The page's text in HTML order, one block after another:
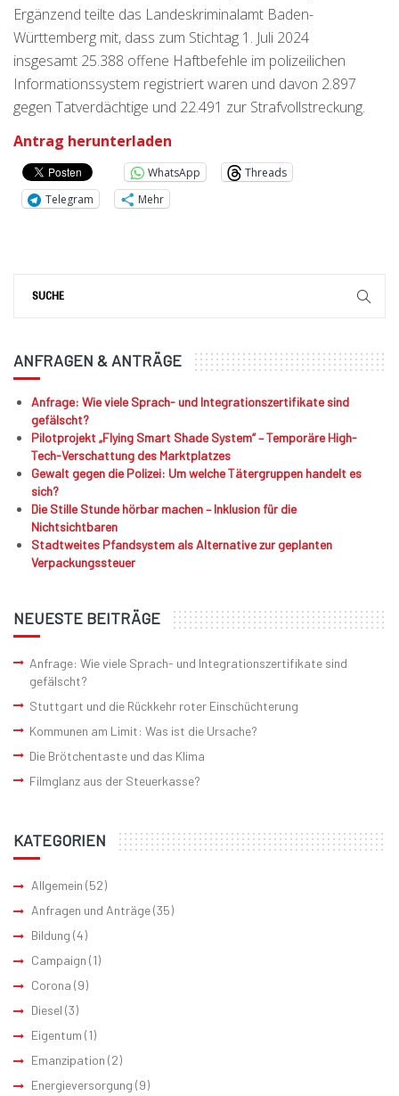
ANFRAGEN & ANTRÄGE
Anfrage: Wie viele Sprach- und Integrationszertifikate sind
gefälscht?
Pilotprojekt „Flying Smart Shade System“ – Temporäre High-
Tech-Verschattung des Marktplatzes
Gewalt gegen die Polizei: Um welche Tätergruppen handelt es
sich?
Die Stille Stunde hörbar machen – Inklusion für die
Nichtsichtbaren
Stadtweites Pfandsystem als Alternative zur geplanten
Verpackungssteuer
NEUESTE BEITRÄGE
Anfrage: Wie viele Sprach- und Integrationszertifikate sind
gefälscht?
Stuttgart und die Rückkehr roter Einschüchterung
Kommunen am Limit: Was ist die Ursache?
Die Brötchentaste und das Klima
Filmglanz aus der Steuerkasse?
KATEGORIEN
Allgemein (52)
Anfragen und Anträge(35)
Bildung (4)
Campaign (1)
Corona (9)
Diesel (3)
Eigentum (1)
Emanzipation (2)
Energieversorgung (9)
Ergänzend teilte das Landeskriminalamt Baden-
Württemberg mit, dass zum Stichtag 1. Juli 2024
insgesamt 25.388 offene Haftbefehle im polizeilichen
Informationssystem registriert waren und davon 2.897
gegen Tatverdächtige und 22.491 zur Strafvollstreckung.
Antrag herunterladen
WhatsApp
Threads
Telegram
Mehr